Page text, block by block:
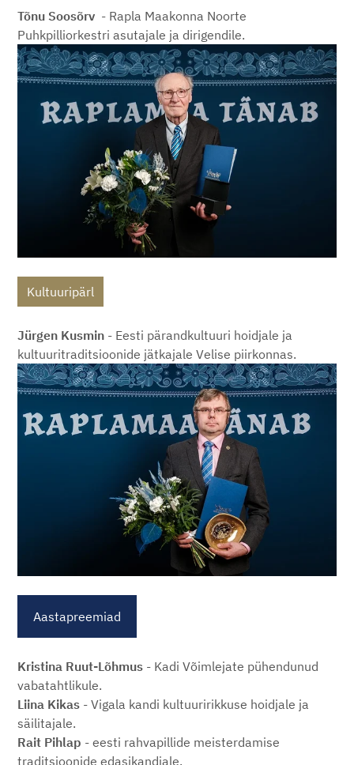
Tõnu Soosõrv - Rapla Maakonna Noorte
Puhkpilliorkestri asutajale ja dirigendile.
Kultuuripärl
Jürgen Kusmin - Eesti pärandkultuuri hoidjale ja
kultuuritraditsioonide jätkajale Velise piirkonnas.
Aastapreemiad
Kristina Ruut-Lõhmus - Kadi Võimlejate pühendunud
vabatahtlikule.
Liina Kikas - Vigala kandi kultuuririkkuse hoidjale ja
säilitajale.
Rait Pihlap - eesti rahvapillide meisterdamise
traditsioonide edasikandjale.